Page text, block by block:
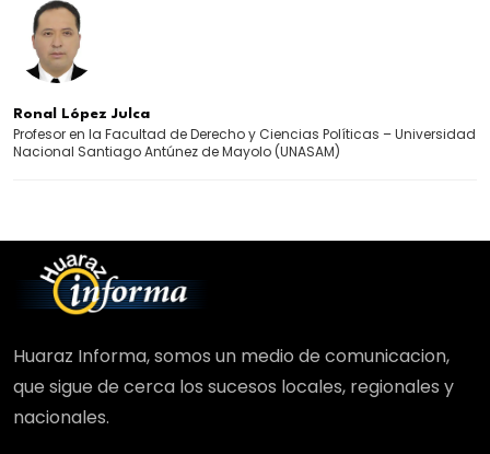
Ronal López Julca
Profesor en la Facultad de Derecho y Ciencias Políticas – Universidad
Nacional Santiago Antúnez de Mayolo (UNASAM)
Huaraz Informa, somos un medio de comunicacion,
que sigue de cerca los sucesos locales, regionales y
nacionales.